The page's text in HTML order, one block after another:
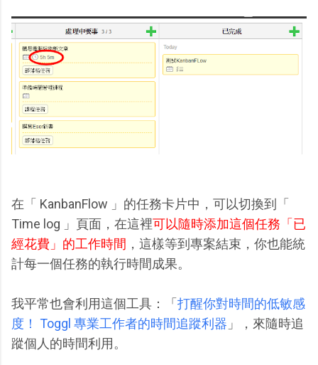
在「 KanbanFlow 」的任務卡片中，可以切換到「
Time log 」頁面，在這裡可以隨時添加這個任務「已
經花費」的工作時間 ，這樣等到專案結束，你也能統
計每一個任務的執行時間成果。
我平常也會利用這個工具：「 打醒你對時間的低敏感
度！ Toggl 專業工作者的時間追蹤利器 」，來隨時追
蹤個人的時間利用。